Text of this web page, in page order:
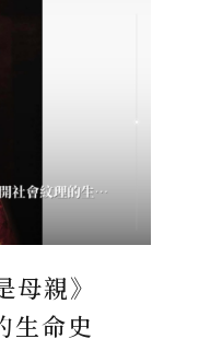
親》
命史